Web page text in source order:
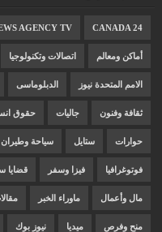
CANADA 24
AGENCY TV
أماكن ومعالم اتصالات وتكنولوجيا
الامم المتحدة نيوز الدبلوماسى
ثقافة وفنون جاليات حقوق
حوارات ستايل سياحة وطيران
فوتوغرافيا فيزا وسفر قضايا
مال وأعمال ماوراء الخبر
منح وفرص ميديا نيوز بوك